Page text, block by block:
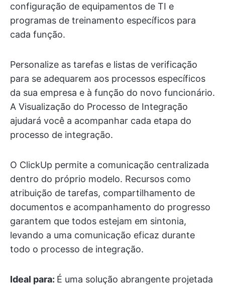
configuração de equipamentos de TI e
programas de treinamento específicos para
cada função.
Personalize as tarefas e listas de verificação
para se adequarem aos processos específicos
da sua empresa e à função do novo funcionário.
A Visualização do Processo de Integração
ajudará você a acompanhar cada etapa do
processo de integração.
O ClickUp permite a comunicação centralizada
dentro do próprio modelo. Recursos como
atribuição de tarefas, compartilhamento de
documentos e acompanhamento do progresso
garantem que todos estejam em sintonia,
levando a uma comunicação eficaz durante
todo o processo de integração.
Ideal para: É uma solução abrangente projetada